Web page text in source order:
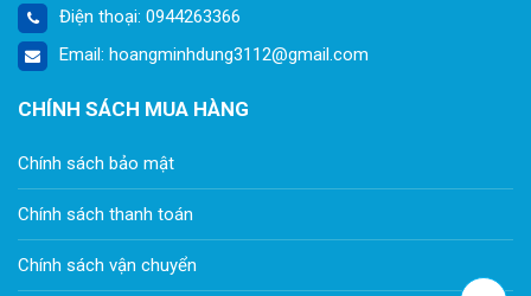
Điện thoại: 0944263366
Email: hoangminhdung3112@gmail.com
CHÍNH SÁCH MUA HÀNG
Chính sách bảo mật
Chính sách thanh toán
Chính sách vận chuyển